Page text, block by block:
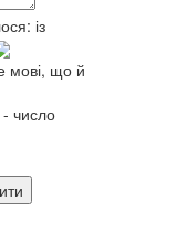
із
мові, що й
- число